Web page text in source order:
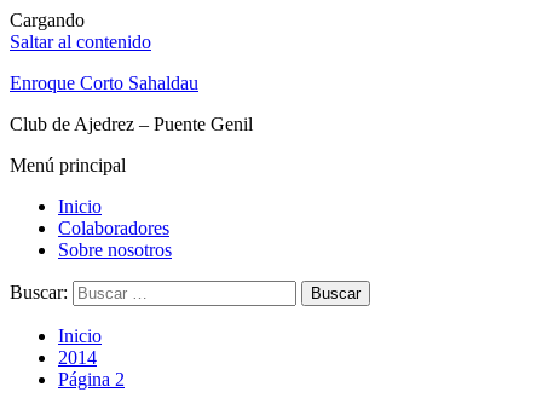
Cargando
Saltar al contenido
Enroque Corto Sahaldau
Club de Ajedrez – Puente Genil
Menú principal
Inicio
Colaboradores
Sobre nosotros
Buscar:
Inicio
2014
Página 2